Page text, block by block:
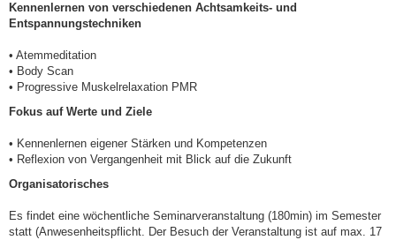
Kennenlernen von verschiedenen Achtsamkeits- und
Entspannungstechniken
• Atemmeditation
• Body Scan
• Progressive Muskelrelaxation PMR
Fokus auf Werte und Ziele
• Kennenlernen eigener Stärken und Kompetenzen
• Reflexion von Vergangenheit mit Blick auf die Zukunft
Organisatorisches
Es findet eine wöchentliche Seminarveranstaltung (180min) im Semester
statt (Anwesenheitspflicht. Der Besuch der Veranstaltung ist auf max. 17